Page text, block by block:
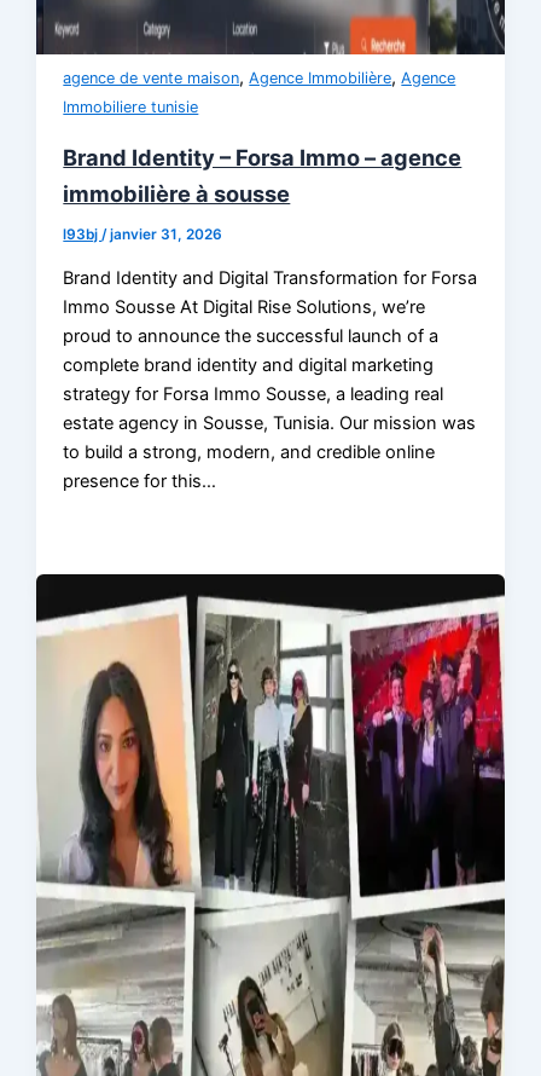
agence de vente maison,Agence Immobilière,Agence
Immobiliere tunisie
Brand Identity – Forsa Immo – agence
immobilière à sousse
l93bj/janvier 31, 2026
Brand Identity and Digital Transformation for Forsa
Immo Sousse At Digital Rise Solutions, we’re
proud to announce the successful launch of a
complete brand identity and digital marketing
strategy for Forsa Immo Sousse, a leading real
estate agency in Sousse, Tunisia. Our mission was
to build a strong, modern, and credible online
presence for this…